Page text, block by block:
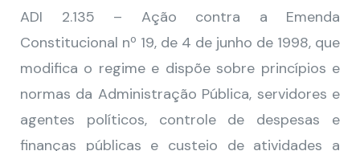
ADI 2.135 – Ação contra a Emenda
Constitucional nº 19, de 4 de junho de 1998, que
modifica o regime e dispõe sobre princípios e
normas da Administração Pública, servidores e
agentes políticos, controle de despesas e
finanças públicas e custeio de atividades a